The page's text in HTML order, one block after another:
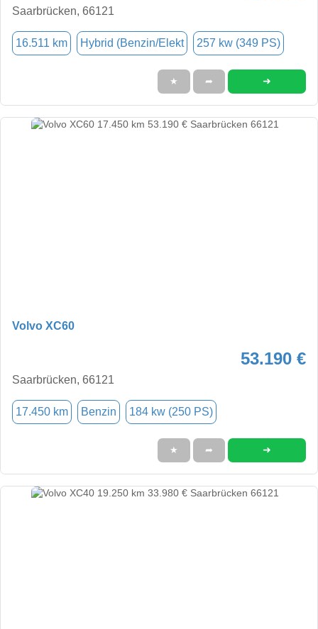
Saarbrücken, 66121
16.511 km Hybrid (Benzin/Elekt 257 kw (349 PS)
★ ➦ ➜
Volvo XC60
53.190 €
Saarbrücken, 66121
17.450 km Benzin 184 kw (250 PS)
★ ➦ ➜